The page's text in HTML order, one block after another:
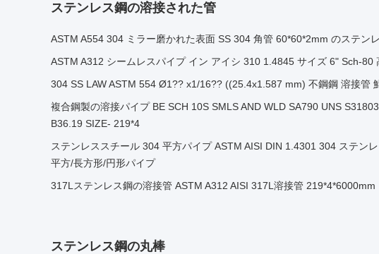
ステンレス鋼の溶接された管
ASTM A554 304 ミラー磨かれた表面 SS 304 角管 60*60*2mm のステン
ASTM A312 シームレスパイプ イン アイシ 310 1.4845 サイズ 6" Sch-80
304 SS LAW ASTM 554 Ø1?? x1/16?? ((25.4x1.587 mm) 不鋼鋼 溶接管
複合鋼製の溶接パイプ BE SCH 10S SMLS AND WLD SA790 UNS
B36.19 SIZE- 219*4
ステンレススチール 304 平方パイプ ASTM AISI DIN 1.4301 304 ステン
平方/長方形/円形パイプ
317Lステンレス鋼の溶接管 ASTM A312 AISI 317L溶接管 219*4*6000mm
ステンレス鋼の丸棒